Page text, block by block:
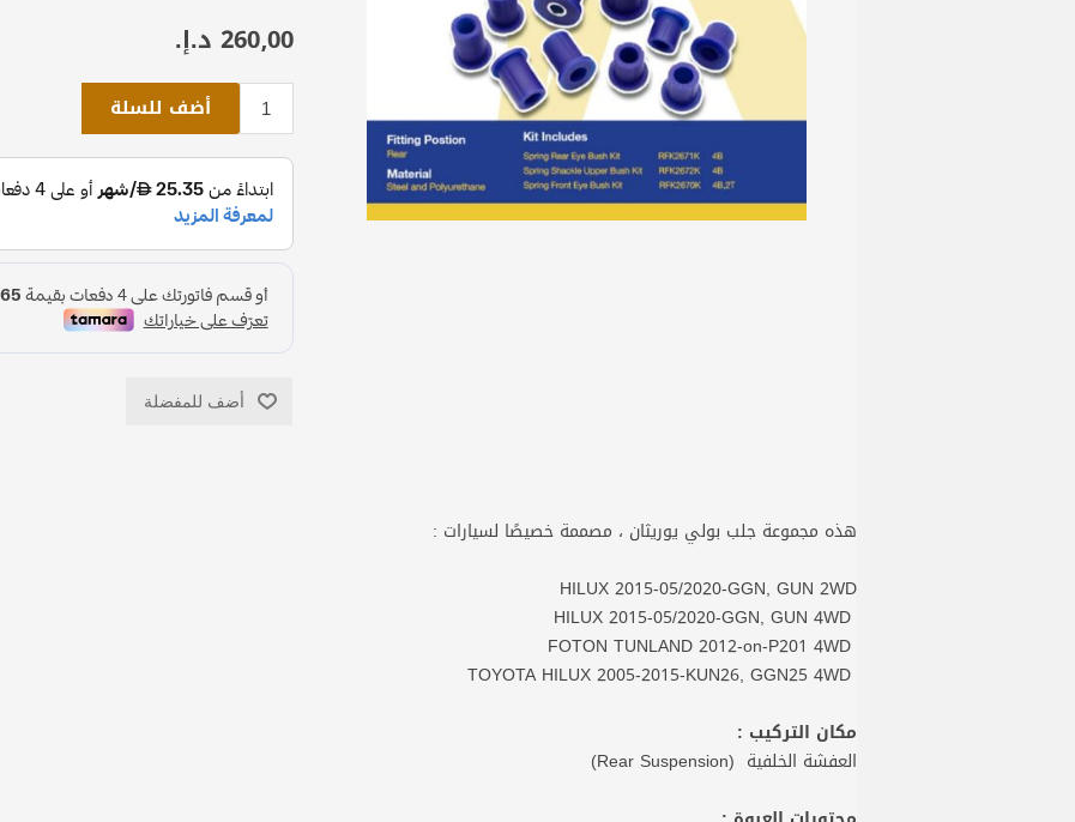
260٫00 د.إ.‏
أضف للسلة
أضف للمفضلة
هذه مجموعة جلب بولي يوريثان ، مصممة خصيصًا لسيارات :
HILUX 2015-05/2020-GGN, GUN 2WD
مكان التركيب :
العفشة الخلفية (Rear Suspension)